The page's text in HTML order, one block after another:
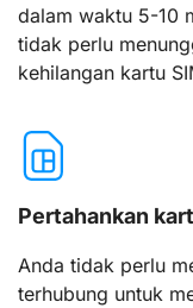
dalam waktu 5-10
tidak perlu
kehilangan kartu
Pertahankan
Anda tidak perlu
terhubung untuk